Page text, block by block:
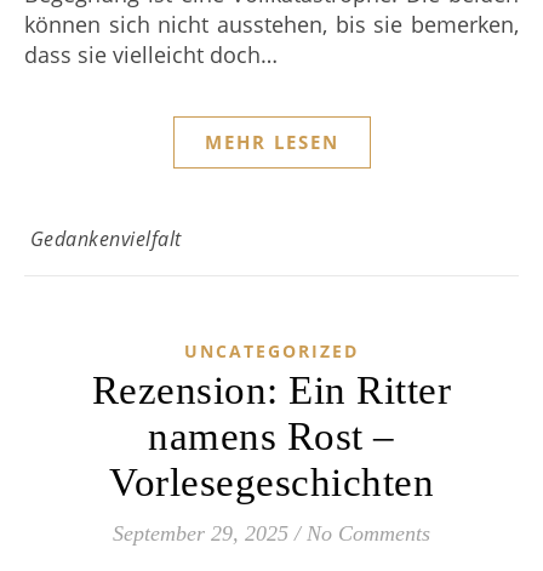
können sich nicht ausstehen, bis sie bemerken,
dass sie vielleicht doch…
MEHR LESEN
Gedankenvielfalt
UNCATEGORIZED
Rezension: Ein Ritter
namens Rost –
Vorlesegeschichten
September 29, 2025 / No Comments